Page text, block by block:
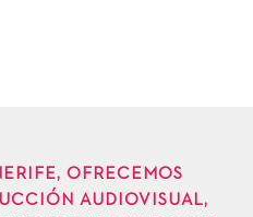
OFRECEMOS
AUDIOVISUAL,